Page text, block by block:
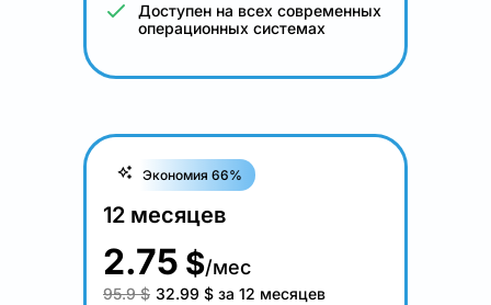
Доступен на всех современных
операционных системах
Экономия 66%
12 месяцев
2.75 $/мес
95.9 $ 32.99 $ за 12 месяцев